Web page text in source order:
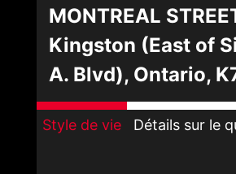
MONTREAL
Kingston (East of
A. Blvd), Ontario,
Style de vie Détails sur le